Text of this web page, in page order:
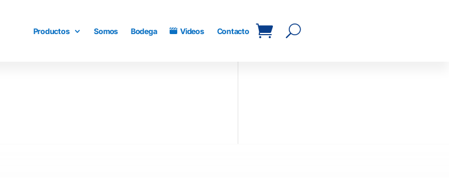
Productos Somos Bodega Videos Contacto